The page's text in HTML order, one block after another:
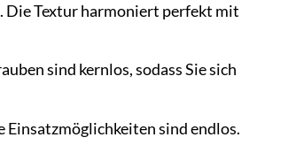
Die Textur harmoniert perfekt mit
sind kernlos, sodass Sie sich
Einsatzmöglichkeiten sind endlos.